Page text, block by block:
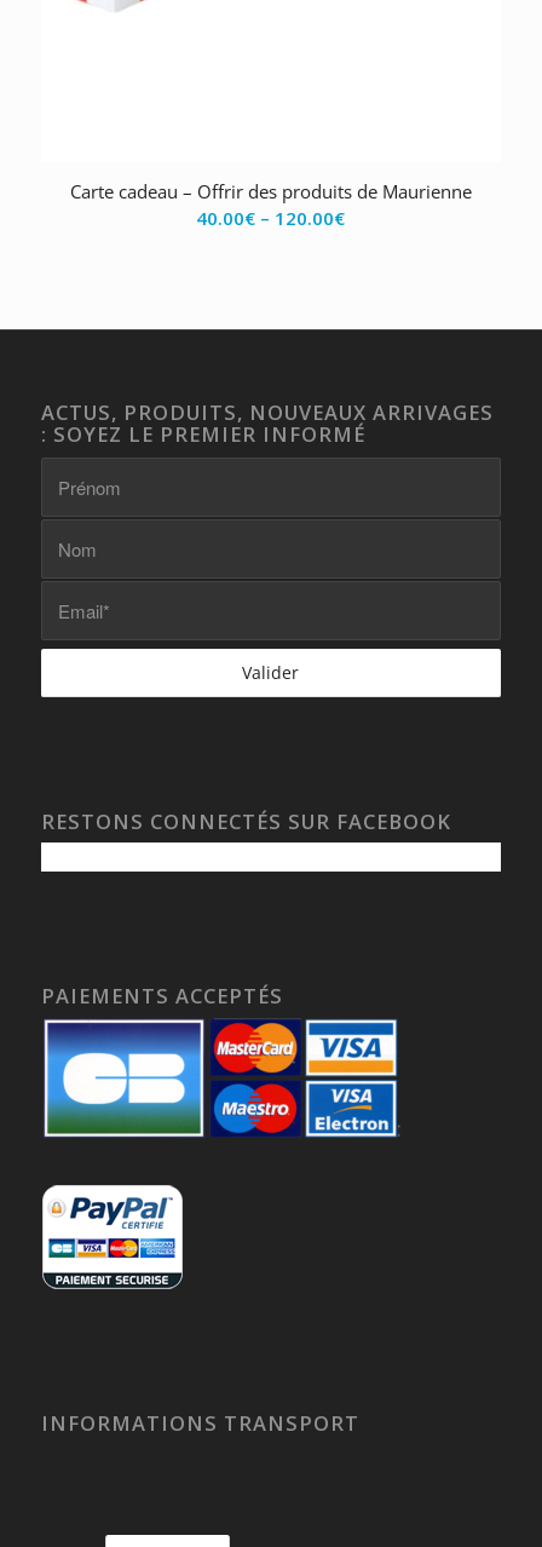
Carte cadeau – Offrir des produits de Maurienne
40.00€ – 120.00€
ACTUS, PRODUITS, NOUVEAUX ARRIVAGES
: SOYEZ LE PREMIER INFORMÉ
RESTONS CONNECTÉS SUR FACEBOOK
PAIEMENTS ACCEPTÉS
INFORMATIONS TRANSPORT